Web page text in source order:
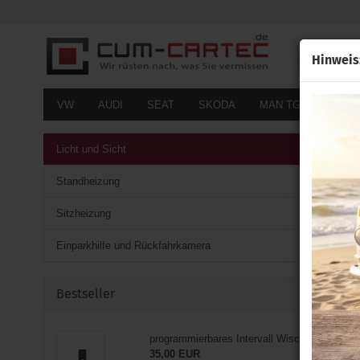
Alle
VW AUDI SEAT SKODA MAN TGE
Licht und Sicht
Standheizung
Sitzheizung
Einparkhilfe und Rückfahrkamera
Bestseller
programmierbares Intervall Wischerrelais
35,00 EUR